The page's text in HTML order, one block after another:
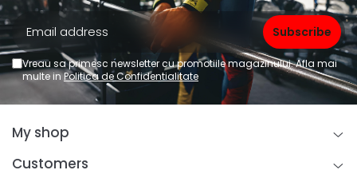
Vreau sa primesc newsletter cu promotiile magazinului. Afla mai
multe inPolitica de Confidentialitate
My shop
Customers